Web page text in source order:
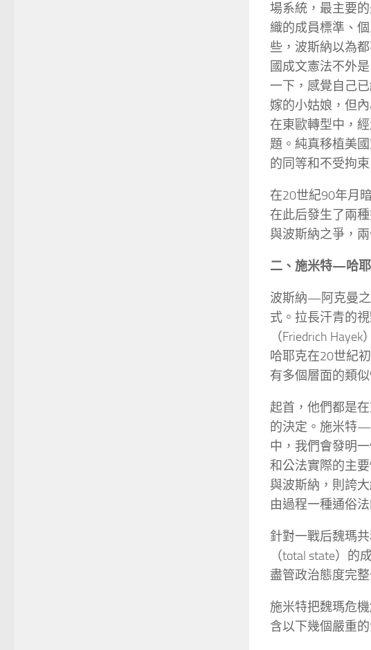
場系統，最主要
織的成員標準、
些，波斯納以為
國成文憲法不外
一下，感覺自己
嫁的小姑娘，但
在東歐轉型中，
題。純真移植美
的同等和不受拘束
在20世紀90年月
在此后發生了兩
與波斯納之爭，
二、施米特—哈
波斯納—阿克曼之
式。拉長汗青的
（Friedrich
哈耶克在20世紀
有多個層面的類似
起首，他們都是
的決定。施米特
中，我們會發明
和公法實際的主
與波斯納，則誇
由過程一種通俗
針對一戰后魏瑪
（total state）的
盡管政治態度完
施米特把魏瑪危
含以下幾個嚴重